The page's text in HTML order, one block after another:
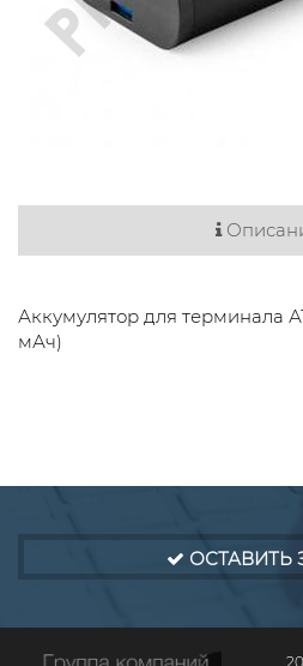
Аккумулятор для терминала
мАч)
ОСТАВИТЬ